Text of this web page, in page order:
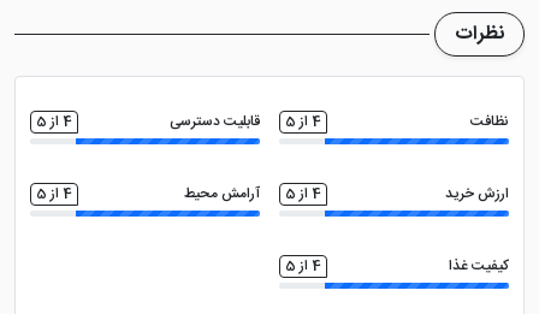
استانبول و یا هتل سراگلیو استانبول را در همین لِول
انتخاب نمایید.
نظرات
نظافت 4 از 5 قابلیت دسترسی 4 از 5
ارزش خرید 4 از 5 آرامش محیط 4 از 5
کیفیت غذا 4 از 5